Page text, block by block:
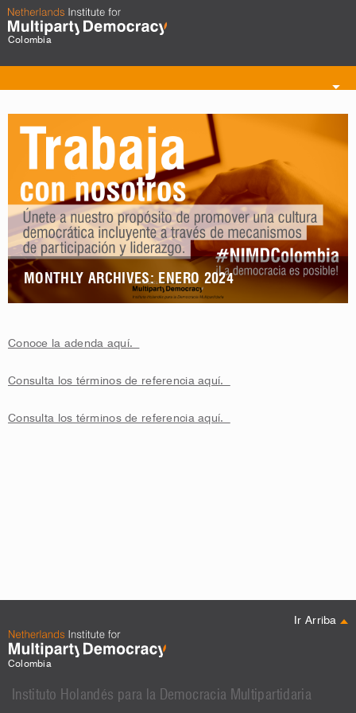
Colombia
Toggle
MONTHLY ARCHIVES: ENERO 2024
Conoce la adenda aquí.
Consulta los términos de referencia aquí.
Consulta los términos de referencia aquí.
Ir Arriba
Colombia
Instituto Holandés para la Democracia Multipartidaria